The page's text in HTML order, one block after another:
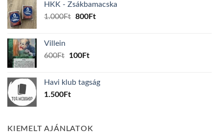
160Ft.150Ft.
HKK - Zsákbamacska
1.000Ft Original
800FtCurrent
Villein
600Ft
Original
600Ft.
100FtCurrent
100Ft.
Havi klub tagság
1.500Ft
KIEMELT AJÁNLATOK